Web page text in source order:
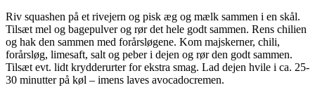
Riv squashen på et rivejern og pisk æg og mælk sammen i en skål.
Tilsæt mel og bagepulver og rør det hele godt sammen. Rens chilien
og hak den sammen med forårsløgene. Kom majskerner, chili,
forårsløg, limesaft, salt og peber i dejen og rør den godt sammen.
Tilsæt evt. lidt krydderurter for ekstra smag. Lad dejen hvile i ca. 25-
30 minutter på køl – imens laves avocadocremen.